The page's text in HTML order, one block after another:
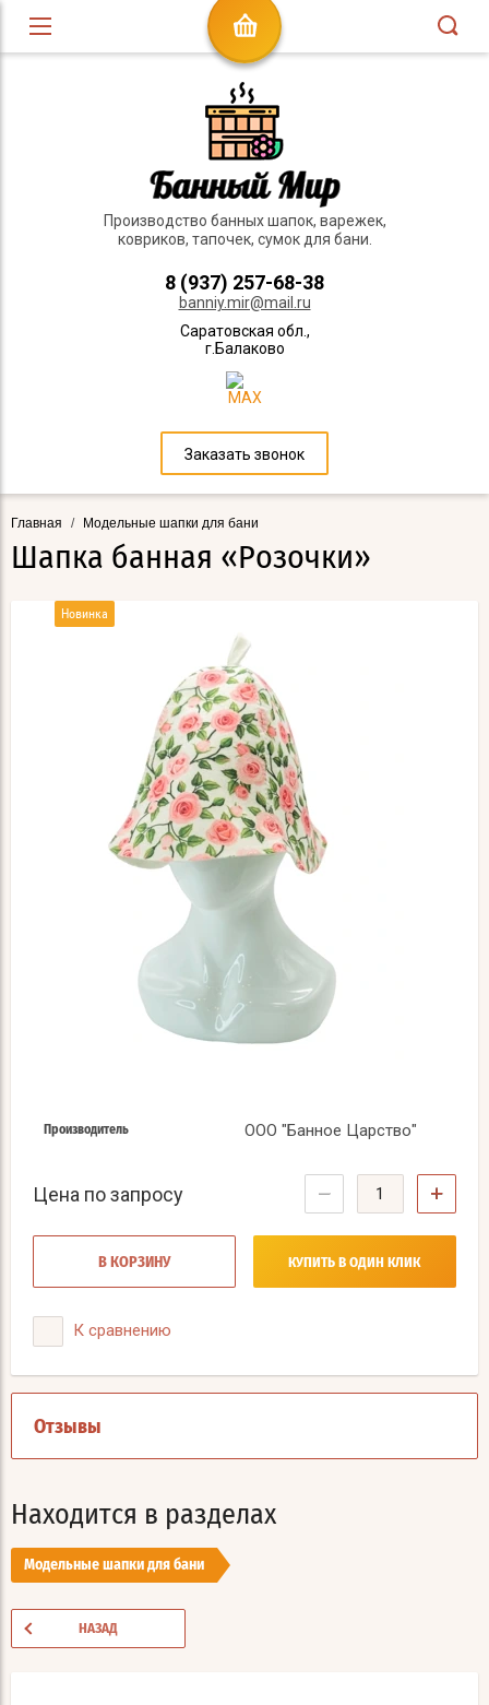
Производство банных шапок, варежек,
ковриков, тапочек, сумок для бани.
Саратовская обл.,
г.Балаково
8 (937) 257-68-38
banniy.mir@mail.ru
Заказать звонок
Главная / Модельные шапки для бани
Шапка банная «Розочки»
Производитель ООО "Банное Царство"
Цена по запросу − +
В КОРЗИНУ КУПИТЬ В ОДИН КЛИК
К сравнению
Новинка
Отзывы
Находится в разделах
Модельные шапки для бани
НАЗАД